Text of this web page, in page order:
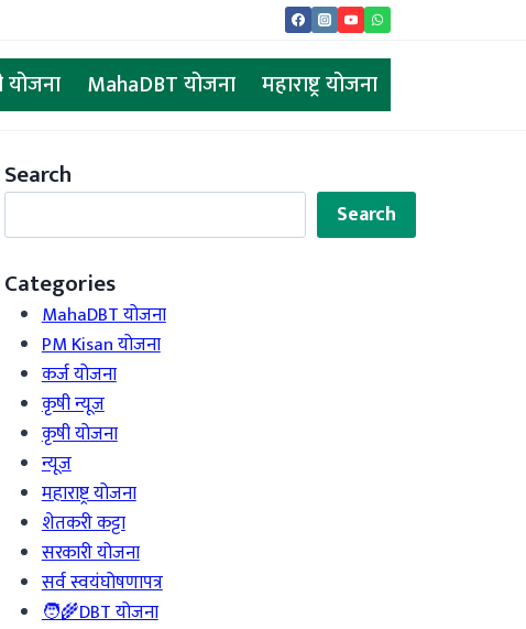
MahaDBT योजना महाराष्ट्र योजना
Search
Search Search
Categories
MahaDBT योजना
PM Kisan योजना
कर्ज योजना
कृषी न्यूज
कृषी योजना
न्यूज
महाराष्ट्र योजना
शेतकरी कट्टा
सरकारी योजना
सर्व स्वयंघोषणापत्र
🧑‍🌾DBT योजना